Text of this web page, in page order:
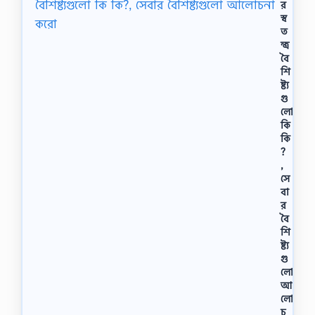
…
র
স্ব
ত
ন্ত্র
বৈ
শি
ষ্ট্য
গু
লো
কি
কি
?
,
সে
বা
র
বৈ
শি
ষ্ট্য
গু
লো
আ
লো
চ